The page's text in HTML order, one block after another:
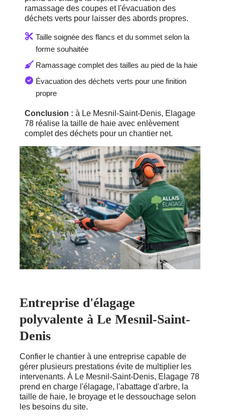
ramassage des coupes et l'évacuation des
déchets verts pour laisser des abords propres.
Taille soignée des flancs et du sommet selon la
forme souhaitée
Ramassage complet des tailles au pied de la haie
Évacuation des déchets verts pour une finition
propre
Conclusion : à Le Mesnil-Saint-Denis, Elagage
78 réalise la taille de haie avec enlèvement
complet des déchets pour un chantier net.
Entreprise d'élagage
polyvalente à Le Mesnil-Saint-
Denis
Confier le chantier à une entreprise capable de
gérer plusieurs prestations évite de multiplier les
intervenants. À Le Mesnil-Saint-Denis, Elagage 78
prend en charge l'élagage, l'abattage d'arbre, la
taille de haie, le broyage et le dessouchage selon
les besoins du site.